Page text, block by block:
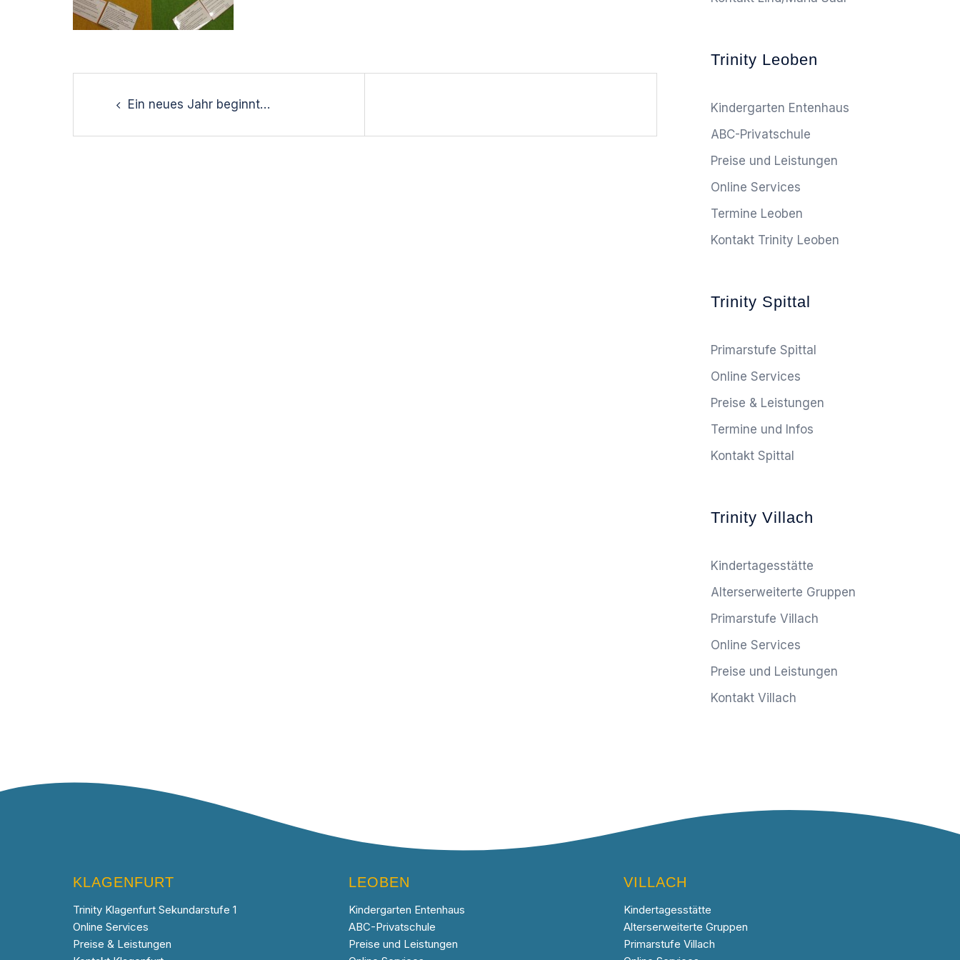
navigationEin neues Jahr beginnt…
Trinity Leoben
Kindergarten Entenhaus
ABC-Privatschule
Preise und Leistungen
Online Services
Termine Leoben
Kontakt Trinity Leoben
Trinity Spittal
Primarstufe Spittal
Online Services
Preise & Leistungen
Termine und Infos
Kontakt Spittal
Trinity Villach
Kindertagesstätte
Alterserweiterte Gruppen
Primarstufe Villach
Online Services
Preise und Leistungen
Kontakt Villach
KLAGENFURT
Trinity Klagenfurt Sekundarstufe 1
Online Services
Preise & Leistungen
LEOBEN
Kindergarten Entenhaus
ABC-Privatschule
Preise und Leistungen
VILLACH
Kindertagesstätte
Alterserweiterte Gruppen
Primarstufe Villach